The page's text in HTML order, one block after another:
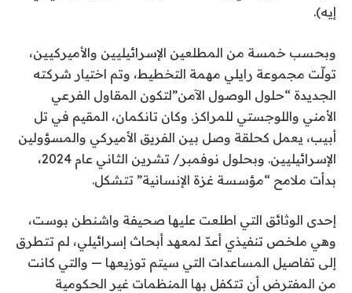
إيه).
وبحسب خمسة من المطلعين الإسرائيليين والأميركيين،
تولّت مجموعة رايلي مهمة التخطيط، وتم اختيار شركته
الجديدة “حلول الوصول الآمن”لتكون المقاول الفرعي
الأمني واللوجستي للمراكز. وكان تانكمان، المقيم في تل
أبيب، يعمل كحلقة وصل بين الفريق الأميركي والمسؤولين
الإسرائيليين. وبحلول نوفمبر/ تشرين الثاني عام 2024،
بدأت ملامح “مؤسسة غزة الإنسانية” تتشكل.
إحدى الوثائق التي اطلعت عليها صحيفة واشنطن بوست،
وهي ملخص تنفيذي أعدّ لمعهد أبحاث إسرائيلي، لم تتطرق
إلى تفاصيل المساعدات التي سيتم توزيعها — والتي كانت
من المفترض أن تتكفل بها المنظمات غير الحكومية